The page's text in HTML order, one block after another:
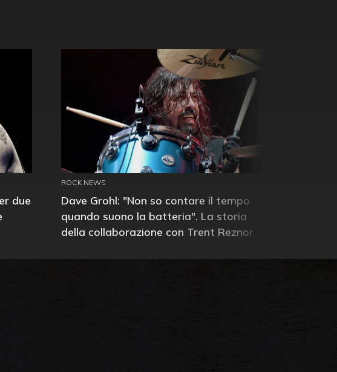
due
ROCK NEWS
Dave Grohl: "Non so contare il tempo
quando suono la batteria". La storia
della collaborazione con Trent Reznor